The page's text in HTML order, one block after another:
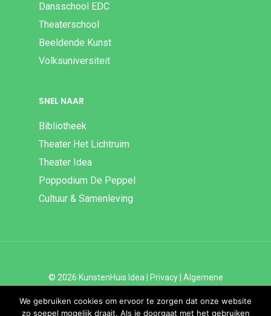
Dansschool EDC
Theaterschool
Beeldende Kunst
Volksuniversiteit
SNEL NAAR
Bibliotheek
Theater Het Lichtruim
Theater Idea
Poppodium De Peppel
Cultuur & Samenleving
© 2026 KunstenHuis Idea | Privacy| Algemene
We gebruiken cookies om ervoor te zorgen dat onze website
zo soepel mogelijk draait. Als je doorgaat met het gebruiken